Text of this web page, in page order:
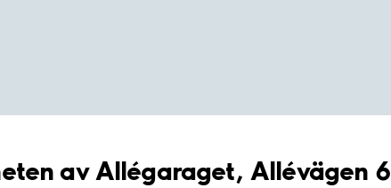
av Allégaraget, Allévägen 6